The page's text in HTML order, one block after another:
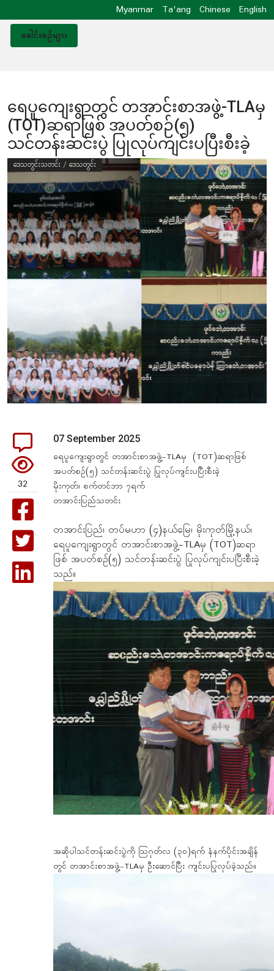
Myanmar Ta'ang Chinese
English
ခေါင်းစဥ်များ
ရေပူကျေးရွာတွင် တအာင်းစာအဖွဲ့-TLAမှ
(TOT)ဆရာဖြစ် အပတ်စဉ်(၅)
သင်တန်းဆင်းပွဲ ပြုလုပ်ကျင်းပပြီးစီးခဲ့
ဒေသတွင်းသတင်း / ဒေသတွင်း
32
07 September 2025
ရေပူကျေးရွာတွင် တအာင်းစာအဖွဲ့-TLAမှ (TOT)ဆရာဖြစ်
အပတ်စဉ်(၅) သင်တန်းဆင်းပွဲ ပြုလုပ်ကျင်းပပြီးစီးခဲ့
မိုးကုတ်၊ စက်တင်ဘာ ၇ရက်
တအာင်းပြည်သတင်း
တအာင်းပြည်၊ တပ်မဟာ (၄)နယ်မြေ၊ မိုးကုတ်မြို့နယ်၊
ရေပူကျေးရွာတွင် တအာင်းစာအဖွဲ့-TLAမှ (TOT)ဆရာ
ဖြစ် အပတ်စဉ်(၅) သင်တန်းဆင်းပွဲ ပြုလုပ်ကျင်းပပြီးစီးခဲ့
သည်။
အဆိုပါသင်တန်းဆင်းပွဲကို ဩဂုတ်လ (၃၀)ရက် နံနက်ပိုင်းအချိန်
တွင် တအာင်းစာအဖွဲ့-TLAမှ ဦးဆောင်ပြီး ကျင်းပပြုလုပ်ခဲ့သည်။